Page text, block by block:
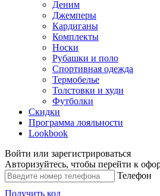
Деним
Джемперы
Кардиганы
Комплекты
Носки
Рубашки и поло
Спортивная одежда
Термобелье
Толстовки и худи
Футболки
Скидки
Программа лояльности
Lookbook
Войти или зарегистрироваться
Авторизуйтесь, чтобы перейти к
Телефон
Получить код